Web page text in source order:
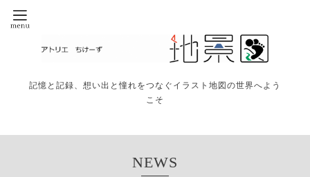
記憶と記録、想い出と憧れをつなぐイラスト地図の世界へよう
こそ
NEWS